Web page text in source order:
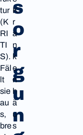
tur
(K
RI
TI
S).
Fäl
lt
sie
au
s,
bre
s
o
r
g
u
n
K
r
a
n
k
e
n
h
ä
u
s